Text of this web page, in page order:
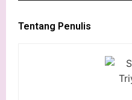
Tentang Penulis